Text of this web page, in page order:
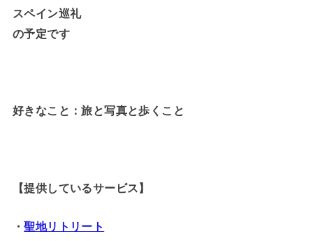
スペイン巡礼
の予定です
好きなこと：旅と写真と歩くこと
【提供しているサービス】
・聖地リトリート